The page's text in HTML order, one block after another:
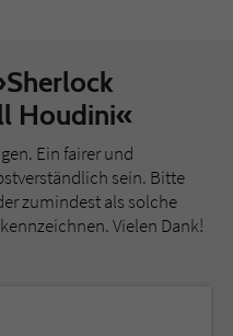
Houdini«
Ein fairer und
sein. Bitte
zumindest als solche
Vielen Dank!